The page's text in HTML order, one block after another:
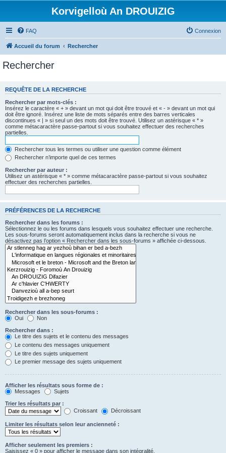
Korvigelloù An DROUIZIG
FAQ Connexion
Accueil du forum Rechercher
Rechercher
REQUÊTE DE LA RECHERCHE
Rechercher par mots-clés :
Insérez le caractère « + » devant un mot qui doit être trouvé et « - » devant un mot qui
doit être ignoré. Insérez une liste de mots séparés entre des barres verticales
discontinues « | » si seul un des mots doit être trouvé. Utilisez un astérisque « * »
comme métacaractère passe-partout si vous souhaitez effectuer des recherches
partielles.
Rechercher tous les termes ou utiliser une question comme élément
Rechercher n’importe quel de ces termes
Rechercher par auteur :
Utilisez un astérisque « * » comme métacaractère passe-partout si vous souhaitez
effectuer des recherches partielles.
PRÉFÉRENCES DE LA RECHERCHE
Rechercher dans les forums :
Sélectionnez le ou les forums dans lesquels vous souhaitez effectuer une recherche.
Les sous-forums seront automatiquement inclus dans la recherche si vous ne
désactivez pas l’option « Rechercher dans les sous-forums » affichée ci-dessous.
Rechercher dans les sous-forums :
Oui
Non
Rechercher dans :
Le titre des sujets et le contenu des messages
Le contenu des messages uniquement
Le titre des sujets uniquement
Le premier message des sujets uniquement
Afficher les résultats sous forme de :
Messages
Sujets
Trier les résultats par :
Croissant
Décroissant
Limiter les résultats selon leur ancienneté :
Afficher seulement les premiers :
Saisissez « 0 » pour afficher le message dans son intégralité.